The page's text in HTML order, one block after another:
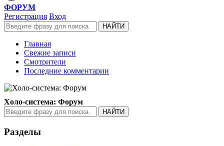
ФОРУМ
Регистрация Вход
Главная
Свежие записи
Смотрители
Последние комментарии
Холо-система: Форум
Разделы